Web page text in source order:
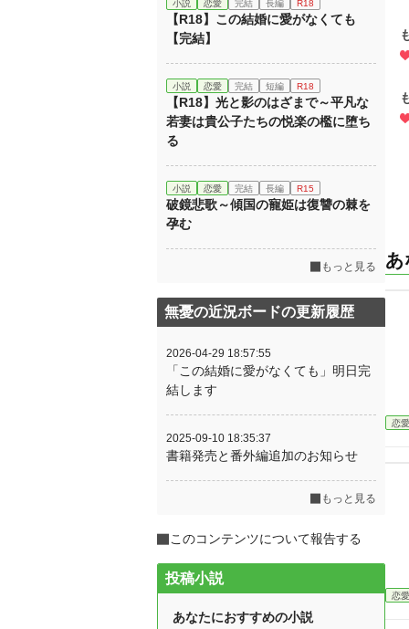
あ
恋愛
恋愛
小説 恋愛 完結 長編 R18
【R18】この結婚に愛がなくても
【完結】
小説 恋愛 完結 短編 R18
【R18】光と影のはざまで～平凡な
若妻は貴公子たちの悦楽の檻に堕ち
る
小説 恋愛 完結 長編 R15
破鏡悲歌～傾国の寵姫は復讐の棘を
孕む
もっと見る
無憂の近況ボードの更新履歴
2026-04-29 18:57:55
「この結婚に愛がなくても」明日完
結します
2025-09-10 18:35:37
書籍発売と番外編追加のお知らせ
もっと見る
このコンテンツについて報告する
投稿小説
あなたにおすすめの小説